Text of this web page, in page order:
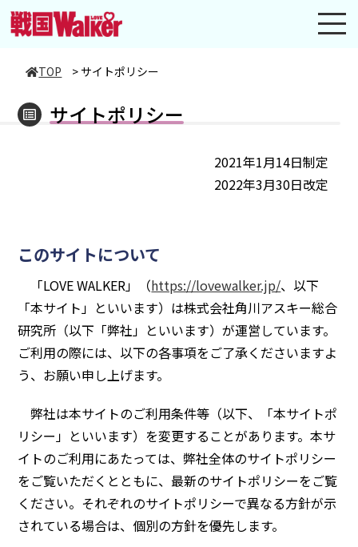
TOP > サイトポリシー
サイトポリシー
2021年1月14日制定
2022年3月30日改定
このサイトについて
「LOVE WALKER」（https://lovewalker.jp/、以下
「本サイト」といいます）は株式会社角川アスキー総合
研究所（以下「弊社」といいます）が運営しています。
ご利用の際には、以下の各事項をご了承くださいますよ
う、お願い申し上げます。
弊社は本サイトのご利用条件等（以下、「本サイトポ
リシー」といいます）を変更することがあります。本サ
イトのご利用にあたっては、弊社全体のサイトポリシー
をご覧いただくとともに、最新のサイトポリシーをご覧
ください。それぞれのサイトポリシーで異なる方針が示
されている場合は、個別の方針を優先します。